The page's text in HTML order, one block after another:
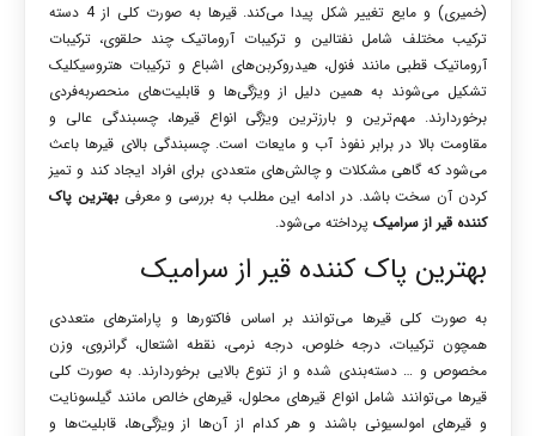
(خمیری) و مایع تغییر شکل پیدا می‌کند. قیرها به صورت کلی از 4 دسته
ترکیب مختلف شامل نفتالین و ترکیبات آروماتیک چند حلقوی، ترکیبات
آروماتیک قطبی مانند فنول، هیدروکربن‌های اشباع و ترکیبات هتروسیکلیک
تشکیل می‌شوند به همین دلیل از ویژگی‌ها و قابلیت‌های منحصربه‌فردی
برخوردارند. مهم‌ترین و بارزترین ویژگی انواع قیرها، چسبندگی عالی و
مقاومت بالا در برابر نفوذ آب و مایعات است. چسبندگی بالای قیرها باعث
می‌شود که گاهی مشکلات و چالش‌های متعددی برای افراد ایجاد کند و تمیز
کردن آن سخت باشد. در ادامه این مطلب به بررسی و معرفیبهترین پاک
کننده قیر از سرامیک پرداخته می‌شود.
بهترین پاک کننده قیر از سرامیک
به صورت کلی قیرها می‌توانند بر اساس فاکتورها و پارامترهای متعددی
همچون ترکیبات، درجه خلوص، درجه نرمی، نقطه اشتعال، گرانروی، وزن
مخصوص و … دسته‌بندی شده و از تنوع بالایی برخوردارند. به صورت کلی
قیرها می‌توانند شامل انواع قیرهای محلول، قیرهای خالص مانند گیلسونایت
و قیرهای امولسیونی باشند و هر کدام از آن‌ها از ویژگی‌ها، قابلیت‌ها و